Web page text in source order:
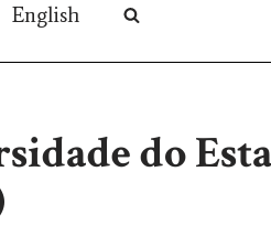
English
do